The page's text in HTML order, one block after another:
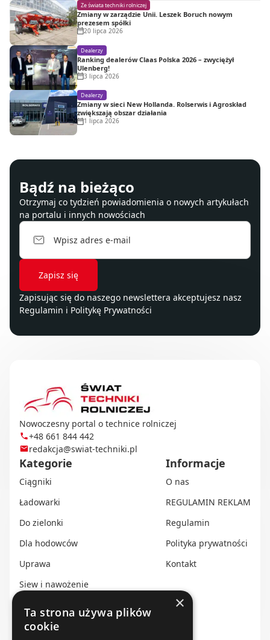
Ze świata techniki rolniczej
Zmiany w zarządzie Unii. Leszek Boruch nowym
prezesem spółki
20 lipca 2026
Dealerzy
Ranking dealerów Claas Polska 2026 – zwyciężył
Ulenberg!
3 lipca 2026
Dealerzy
Zmiany w sieci New Hollanda. Rolserwis i Agroskład
zwiększają obszar działania
1 lipca 2026
Bądź na bieżąco
Otrzymaj co tydzień powiadomienia o nowych artykułach
na portalu i innych nowościach
Zapisując się do naszego newslettera akceptujesz nasz
Regulamin i Politykę Prywatności
Nowoczesny portal o technice rolniczej
+48 661 844 442
redakcja@swiat-techniki.pl
Kategorie
Ciągniki
Ładowarki
Do zielonki
Dla hodowców
Uprawa
Siew i nawożenie
Transport i przechowywanie
Informacje
O nas
REGULAMIN REKLAM
Regulamin
Polityka prywatności
Kontakt
×
Ta strona używa plików
cookie